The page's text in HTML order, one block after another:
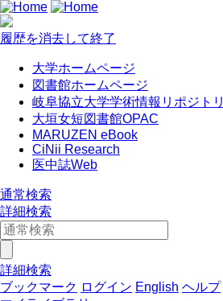
履歴を消去して終了
大学ホームページ
図書館ホームページ
岐阜協立大学学術情報リポジトリ
大垣女短図書館OPAC
MARUZEN eBook
CiNii Research
医中誌Web
通常検索
詳細検索
詳細検索
ブックマーク ログイン English ヘルプ